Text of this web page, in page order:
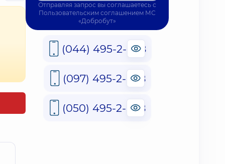
Отправляя запрос вы соглашаетесь с
Пользовательским соглашением МС
«Добробут»
(044) 495-2-888
(097) 495-2-888
(050) 495-2-888